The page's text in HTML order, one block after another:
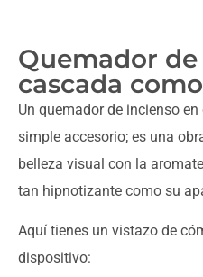
Quemador
cascada
Un quemador de incienso
simple accesorio; es una
belleza visual con la
tan hipnotizante como su
Aquí tienes un vistazo de
dispositivo: